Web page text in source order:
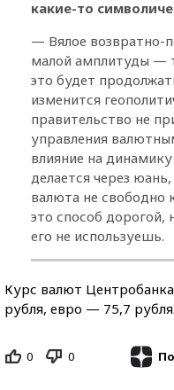
какие-то
— Вялое возвратно-
малой амплитуды —
это будет
изменится
правительство не
управления
влияние на
делается через
валюта не свободно
это способ дорогой,
его не используешь.
Курс валют
рубля, евро — 75,7 рубля.
0 0